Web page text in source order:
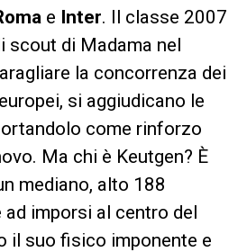
e Inter. Il classe 2007
scout di Madama nel
la concorrenza dei
si aggiudicano le
come rinforzo
Ma chi è Keutgen? È
mediano, alto 188
imporsi al centro del
il suo fisico imponente e